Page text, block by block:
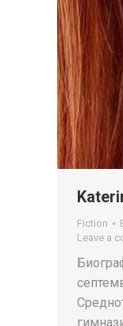
Fiction
Leave a